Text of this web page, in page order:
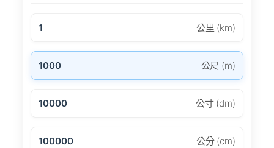
1 公里 (km)
1000 公尺 (m)
10000 公寸 (dm)
100000 公分 (cm)